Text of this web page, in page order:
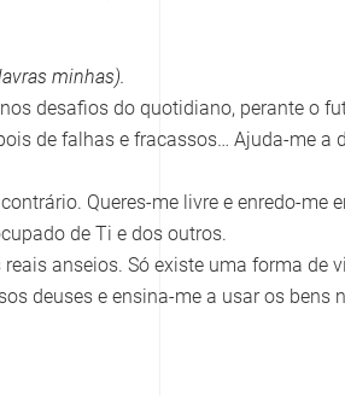
minhas).
desafios do quotidiano, perante o
de falhas e fracassos… Ajuda-me a
Queres-me livre e enredo-me
de Ti e dos outros.
anseios. Só existe uma forma de
deuses e ensina-me a usar os bens